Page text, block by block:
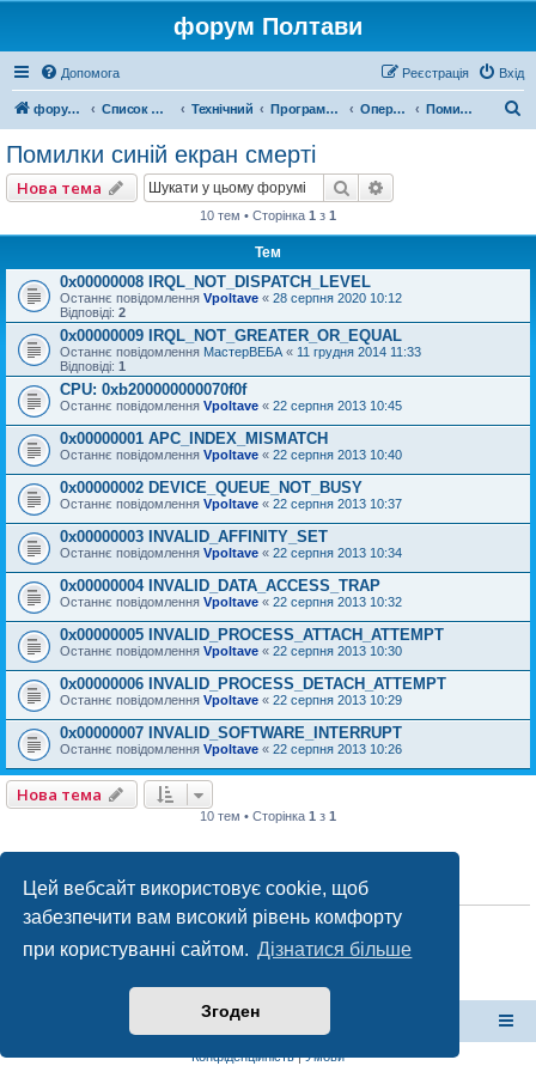
Цей вебсайт використовує cookie, щоб
забезпечити вам високий рівень комфорту
при користуванні сайтом. Дізнатися більше
Згоден
форум Полтави
Допомога Вхід
Реєстрація
форум Полтави Список форумів Технічний Програми для компютера Операційні системи Помилки синій екран смерті
Помилки синій екран смерті
Нова тема Пошук
10 тем • Сторінка 1 з 1
Тем
0x00000008 IRQL_NOT_DISPATCH_LEVEL
Останнє повідомлення Vpoltave « 28 серпня 2020 10:12
Відповіді: 2
0x00000009 IRQL_NOT_GREATER_OR_EQUAL
Останнє повідомлення МастерВЕБА « 11 грудня 2014 11:33
Відповіді: 1
CPU: 0xb200000000070f0f
Останнє повідомлення Vpoltave « 22 серпня 2013 10:45
0x00000001 APC_INDEX_MISMATCH
Останнє повідомлення Vpoltave « 22 серпня 2013 10:40
0x00000002 DEVICE_QUEUE_NOT_BUSY
Останнє повідомлення Vpoltave « 22 серпня 2013 10:37
0x00000003 INVALID_AFFINITY_SET
Останнє повідомлення Vpoltave « 22 серпня 2013 10:34
0x00000004 INVALID_DATA_ACCESS_TRAP
Останнє повідомлення Vpoltave « 22 серпня 2013 10:32
0x00000005 INVALID_PROCESS_ATTACH_ATTEMPT
Останнє повідомлення Vpoltave « 22 серпня 2013 10:30
0x00000006 INVALID_PROCESS_DETACH_ATTEMPT
Останнє повідомлення Vpoltave « 22 серпня 2013 10:29
0x00000007 INVALID_SOFTWARE_INTERRUPT
Останнє повідомлення Vpoltave « 22 серпня 2013 10:26
Нова тема
10 тем • Сторінка 1 з 1
ПРАВА ДОСТУПУ
Вине можетестворювати нові теми у цьому форумі
не можетередагувати ваші повідомлення у цьому форумі
додавати файли у цьому форумі
Список форумів
Конфіденційність|Умови